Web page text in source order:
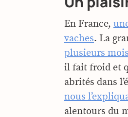
En France,
vaches. La
plusieurs mois
il fait froid et
abrités dans
nous
alentours du